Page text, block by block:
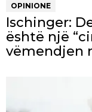
OPINIONE
Ischinger:
është një
vëmendjen